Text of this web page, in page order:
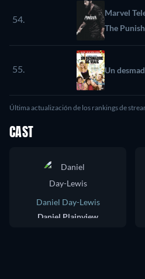
54.
Marvel
The
55. Un
Última actualización de los rankings de
CAST
Daniel Day-Lewis
Daniel Plainview